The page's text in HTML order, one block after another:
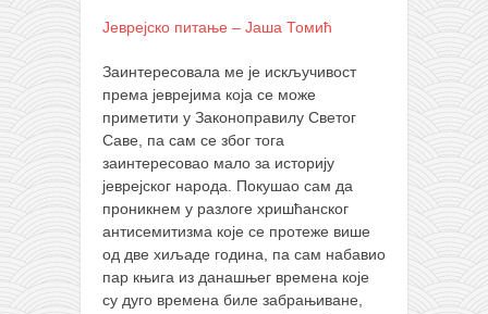
тимбеи рочин
тсунами дојо
програм
снимци наступа
галерија клуба
чланарина
контакт
Јеврејско питање – Јаша Томић
Заинтересовала ме је искључивост
према јеврејима која се може
приметити у Законоправилу Светог
Саве, па сам се због тога
заинтересовао мало за историју
јеврејског народа. Покушао сам да
проникнем у разлоге хришћанског
антисемитизма које се протеже више
од две хиљаде година, па сам набавио
пар књига из данашњег времена које
су дуго времена биле забрањиване,